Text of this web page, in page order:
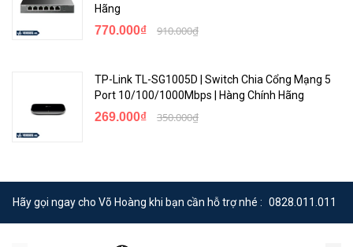
Hãng
770.000₫ 910.000₫
TP-Link TL-SG1005D | Switch Chia Cổng Mạng 5
Port 10/100/1000Mbps | Hàng Chính Hãng
269.000₫ 350.000₫
Hãy gọi ngay cho Võ Hoàng khi bạn cần hỗ trợ nhé : 0828.011.011